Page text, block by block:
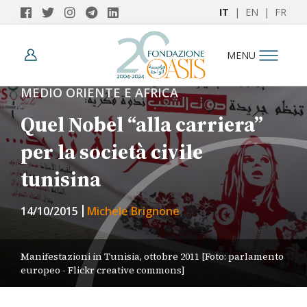
IT | EN | FR
MENU
MEDIO ORIENTE E AFRICA
Quel Nobel “alla carriera”
per la società civile
tunisina
14/10/2015 Michele Brignone
Manifestazioni in Tunisia, ottobre 2011 [Foto: parlamento
europeo - Flickr creative commons]